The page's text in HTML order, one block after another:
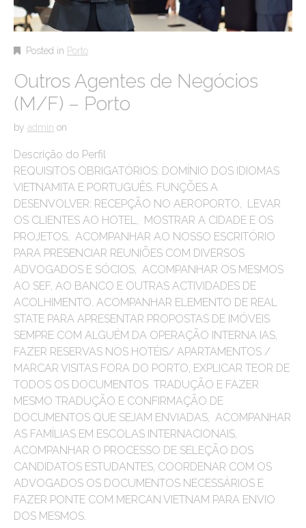
Posted in Porto
Outros Agentes de Negócios
(M/F) – Porto
by admin on
Descrição do Perfil
REQUISITOS OBRIGATÓRIOS: DOMÍNIO DOS IDIOMAS
VIETNAMITA E PORTUGUÊS. FUNÇÕES A
DESENVOLVER: RECEPÇÃO NO AEROPORTO, LEVAR
OS CLIENTES AO HOTEL, MOSTRAR A CIDADE E OS
PROJETOS, ACOMPANHAR AO NOSSO ESCRITÓRIO
PARA PRESENCIAR REUNIÕES COM DIVERSOS
ADVOGADOS E SÓCIOS, ACOMPANHAR OS MESMOS
AO SEF, AO BANCO E OUTRAS ACTIVIDADES DE
ACOLHIMENTO. ACOMPANHAR ELEMENTO DE REAL
STATE PARA APRESENTAR PROPOSTAS DE IMÓVEIS
SEMPRE COM ALGUÉM DA OPERAÇÃO INTERNA IAS,
FAZER RESERVAS NOS HOTÉIS/ APARTAMENTOS /
MARCAR VISITAS FORA DO PORTO, EXPLICAR TEOR DE
TODOS OS DOCUMENTOS TRADUÇÃO E FAZER
MESMO TRADUÇÃO E CONFIRMAÇÃO DE
DOCUMENTOS QUE SEJAM ENVIADAS, ACOMPANHAR
AS FAMÍLIAS EM ESCOLAS INTERNACIONAIS,
ACOMPANHAR O PROCESSO DE SELEÇÃO DOS
CANDIDATOS ESTUDANTES, COORDENAR COM OS
ADVOGADOS OS DOCUMENTOS NECESSÁRIOS E
FAZER PONTE COM MERCAN VIETNAM PARA ENVIO
DOS MESMOS.